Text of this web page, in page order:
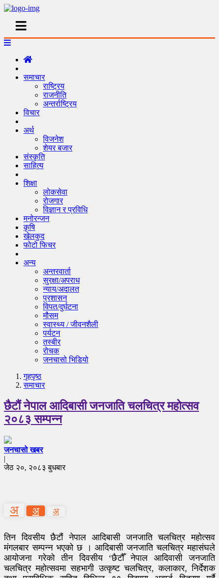
समाचार
राष्ट्रिय
राजनीति
अन्तर्राष्ट्रिय
विचार
अर्थ
विजनेश
शेयर बजार
संस्कृति
साहित्य
शिक्षा
लोकसेवा
रोजगार
विज्ञान र प्रविधि
मनोरन्जन
कृषि
खेलकुद
फोटो फिचर
अन्य
अन्तरवार्ता
सुरक्षा/अपराध
न्याय/अदालत
प्रशासन
विपत/दुर्घटना
मौसम
स्वास्थ्य / जीवनशैली
पर्यटन
तस्बीर
रोचक
जनचासो भिडियो
गृहपृष्‍ठ
समाचार
छैटौं नेपाल आदिबासी जनजाति चलचित्र महोत्सव
२०८३ सम्पन्न
जनचासो खबर
|
जेठ २०, २०८३ बुधबार
अ अ अ
तिन दिवसीय छैटौं नेपाल आदिबासी जनजाति चलचित्र महोत्सव
मंगलबार सम्पन्न भएको छ । आदिबासी जनजाति चलचित्र महासंघले
आयोजना गरेको तीन दिवसीय ‘छैटौँ नेपाल आदिवासी जनजाति
चलचित्र महोत्सवमा सहभागी उत्कृष्ट चलचित्र, कलाकार, निर्देशक